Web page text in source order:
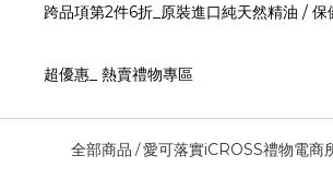
跨品項第2件6折_原裝進口純天然精油 /
超優惠_ 熱賣禮物專區
全部商品 /愛可落實iCROSS禮物電商